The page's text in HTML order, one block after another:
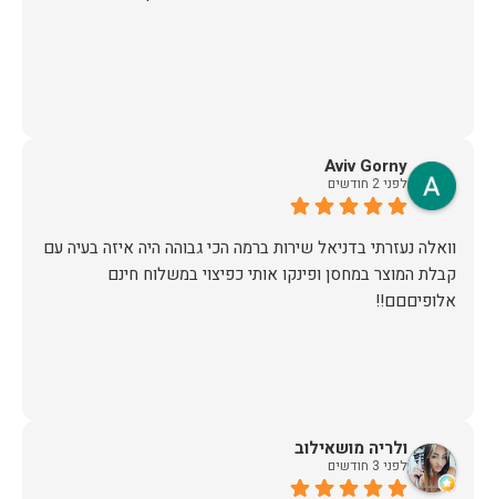
Aviv Gorny
לפני 2 חודשים
וואלה נעזרתי בדניאל שירות ברמה הכי גבוהה היה איזה בעיה עם
קבלת המוצר במחסן ופינקו אותי כפיצוי במשלוח חינם
אלופיםםם!!
ולריה מושאילוב
לפני 3 חודשים